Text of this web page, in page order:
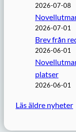
2026-07-08
2026-07-01
Brev från
2026-06-01
platser
2026-06-01
Läs äldre nyheter